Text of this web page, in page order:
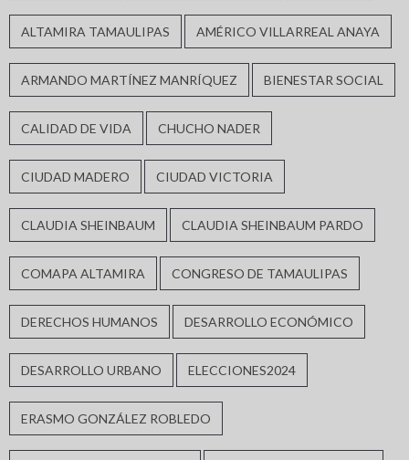
ALTAMIRA TAMAULIPAS AMÉRICO VILLARREAL ANAYA
ARMANDO MARTÍNEZ MANRÍQUEZ BIENESTAR SOCIAL
CALIDAD DE VIDA CHUCHO NADER
CIUDAD MADERO CIUDAD VICTORIA
CLAUDIA SHEINBAUM CLAUDIA SHEINBAUM PARDO
COMAPA ALTAMIRA CONGRESO DE TAMAULIPAS
DERECHOS HUMANOS DESARROLLO ECONÓMICO
DESARROLLO URBANO ELECCIONES2024
ERASMO GONZÁLEZ ROBLEDO